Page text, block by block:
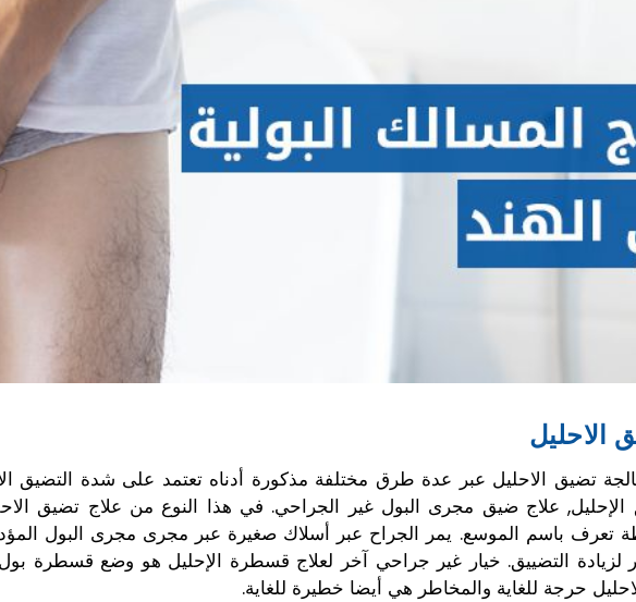
الاحليل
تضيق الاحليل عبر عدة طرق مختلفة مذكورة أدناه تعتمد على شدة التضيق
الإحليل, علاج ضيق مجرى البول غير الجراحي. في هذا النوع من علاج تضيق
تعرف باسم الموسع. يمر الجراح عبر أسلاك صغيرة عبر مجرى مجرى البول
لزيادة التضييق. خيار غير جراحي آخر لعلاج قسطرة الإحليل هو وضع قسطرة بول
حرجة للغاية والمخاطر هي أيضا خطيرة للغاية.